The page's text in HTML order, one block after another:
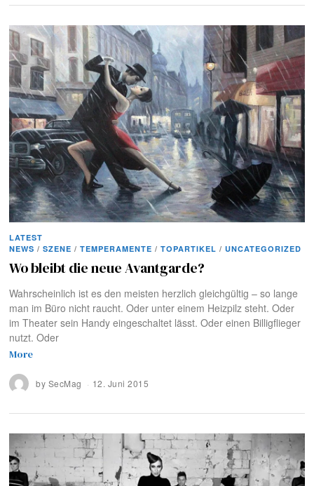
LATEST
NEWS / SZENE / TEMPERAMENTE / TOPARTIKEL / UNCATEGORIZED
Wo bleibt die neue Avantgarde?
Wahrscheinlich ist es den meisten herzlich gleichgültig – so lange
man im Büro nicht raucht. Oder unter einem Heizpilz steht. Oder
im Theater sein Handy eingeschaltet lässt. Oder einen Billigflieger
nutzt. Oder
More
by SecMag 12. Juni 2015